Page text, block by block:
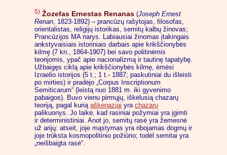
5) Žozefas Ernestas Renanas (Joseph Ernest
Renan, 1823-1892) – prancūzų rašytojas, filosofas,
orientalistas, religijų istorikas, semitų kalbų žinovas;
Prancūzijos MA narys. Labiausiai žinomas įtakingais
ankstyvaisiais istoriniais darbais apie krikščionybės
kilmę (7 kn., 1864-1907) bei savo politinėmis
teorijomis, ypač apie nacionalizmą ir tautinę tapatybę.
Užbaigęs ciklą apie krikščionybės kilmę, ėmėsi
Izraelio istorijos (5 t.; 1 t.- 1887; paskutiniai du išleisti
po mirties) ir pradėjo „Corpus Inscriptionum
Semiticarum“ (leistą nuo 1881 m. iki gyvenimo
pabaigos). Buvo vienu pirmųjų, iškėlusią chazarų
teoriją, pagal kurią aškenaziai yra chazarų
palikuonys. Jo laikė, kad rasiniai požymiai yra įgimti
ir deterministiniai. Anot jo, semitų rasė yra žemesnė
už arijų: atseit, joje mąstymas yra ribojamas dogmų ir
joje trūksta kosmopolitinio požiūrio; todėl semitai yra
„neišbaigta rasė“.